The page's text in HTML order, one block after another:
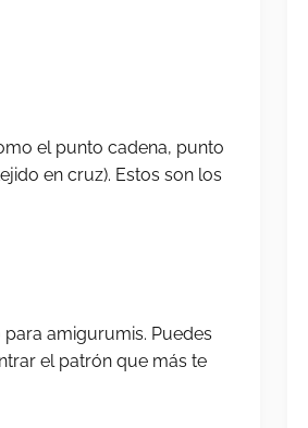
el punto cadena, punto
en cruz). Estos son los
amigurumis. Puedes
el patrón que más te